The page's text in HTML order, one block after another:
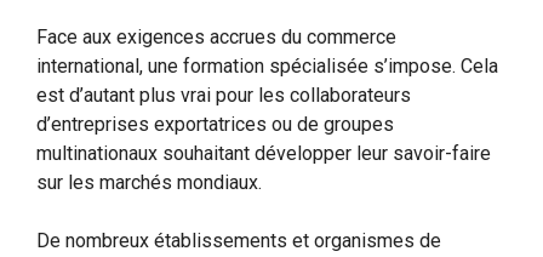
Face aux exigences accrues du commerce
international, une formation spécialisée s’impose. Cela
est d’autant plus vrai pour les collaborateurs
d’entreprises exportatrices ou de groupes
multinationaux souhaitant développer leur savoir-faire
sur les marchés mondiaux.
De nombreux établissements et organismes de